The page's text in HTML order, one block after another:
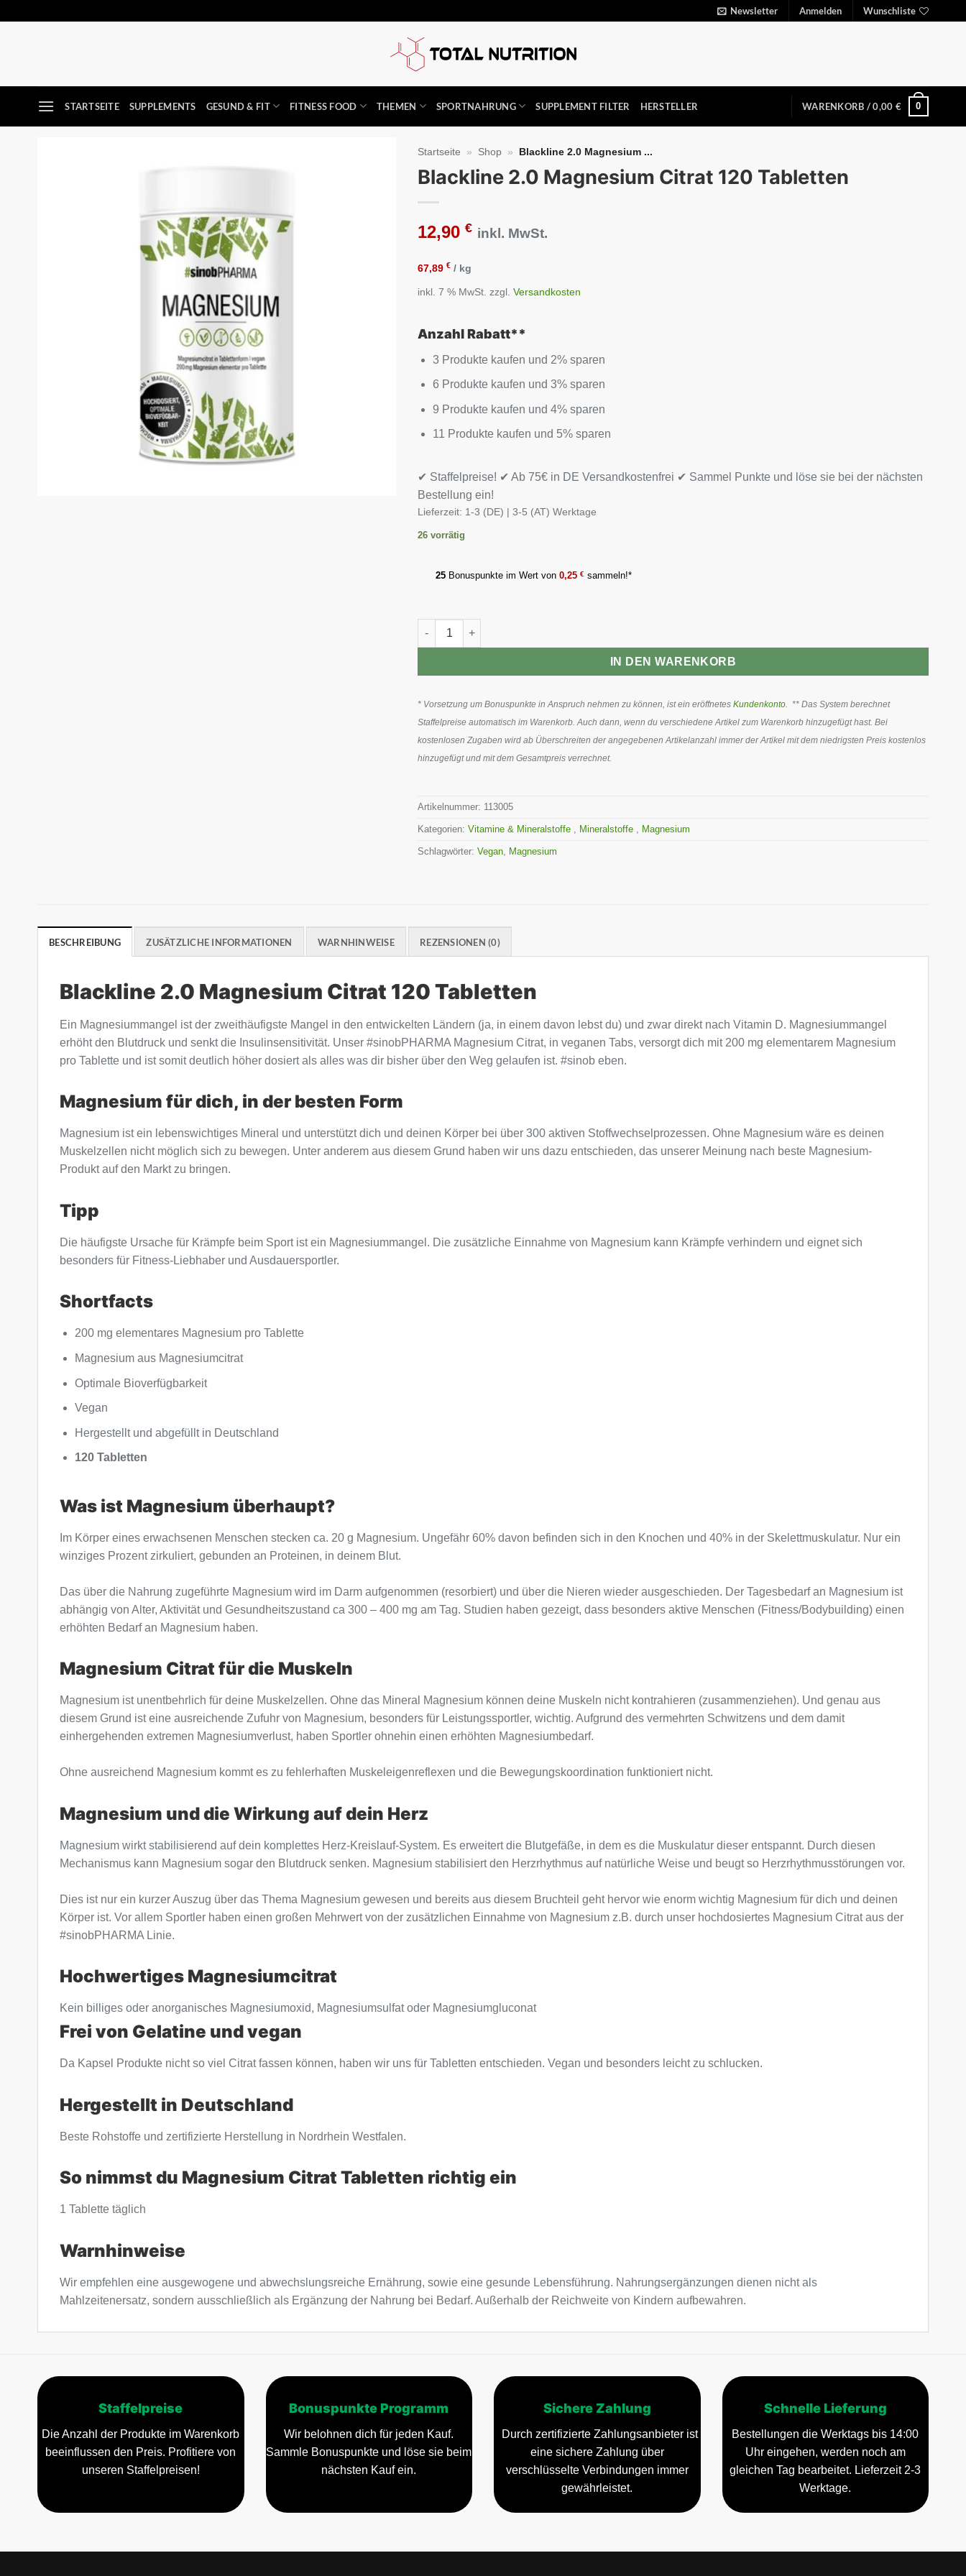
Newsletter Anmelden Wunschliste
STARTSEITE SUPPLEMENTS GESUND & FIT FITNESS FOOD THEMEN SPORTNAHRUNG SUPPLEMENT FILTER HERSTELLER WARENKORB /0,00 € 0
Startseite » Shop » Blackline 2.0 Magnesium ...
Blackline 2.0 Magnesium Citrat 120 Tabletten
12,90€ inkl. MwSt.
67,89€ / kg
inkl. 7 % MwSt. zzgl.Versandkosten
Anzahl Rabatt**
3 Produkte kaufen und 2% sparen
6 Produkte kaufen und 3% sparen
9 Produkte kaufen und 4% sparen
11 Produkte kaufen und 5% sparen
✔ Staffelpreise! ✔ Ab 75€ in DE Versandkostenfrei ✔ Sammel Punkte und löse sie bei der nächsten
Bestellung ein!
Lieferzeit: 1-3 (DE) | 3-5 (AT) Werktage
26 vorrätig
25 Bonuspunkte im Wert von0,25€ sammeln!*
Blackline 2.0 Magnesium Citrat 120 Tabletten Menge
IN DEN WARENKORB
* Vorsetzung um Bonuspunkte in Anspruch nehmen zu können, ist ein eröffnetesKundenkonto. ** Das System berechnet
Staffelpreise automatisch im Warenkorb. Auch dann, wenn du verschiedene Artikel zum Warenkorb hinzugefügt hast. Bei
kostenlosen Zugaben wird ab Überschreiten der angegebenen Artikelanzahl immer der Artikel mit dem niedrigsten Preis kostenlos
hinzugefügt und mit dem Gesamtpreis verrechnet.
Artikelnummer: 113005
Kategorien:Vitamine & Mineralstoffe , Mineralstoffe , Magnesium
Schlagwörter:Vegan, Magnesium
BESCHREIBUNG ZUSÄTZLICHE INFORMATIONEN WARNHINWEISE REZENSIONEN (0)
Blackline 2.0 Magnesium Citrat 120 Tabletten
Ein Magnesiummangel ist der zweithäufigste Mangel in den entwickelten Ländern (ja, in einem davon lebst du) und zwar direkt nach Vitamin D. Magnesiummangel
erhöht den Blutdruck und senkt die Insulinsensitivität. Unser #sinobPHARMA Magnesium Citrat, in veganen Tabs, versorgt dich mit 200 mg elementarem Magnesium
pro Tablette und ist somit deutlich höher dosiert als alles was dir bisher über den Weg gelaufen ist. #sinob eben.
Magnesium für dich, in der besten Form
Magnesium ist ein lebenswichtiges Mineral und unterstützt dich und deinen Körper bei über 300 aktiven Stoffwechselprozessen. Ohne Magnesium wäre es deinen
Muskelzellen nicht möglich sich zu bewegen. Unter anderem aus diesem Grund haben wir uns dazu entschieden, das unserer Meinung nach beste Magnesium-
Produkt auf den Markt zu bringen.
Tipp
Die häufigste Ursache für Krämpfe beim Sport ist ein Magnesiummangel. Die zusätzliche Einnahme von Magnesium kann Krämpfe verhindern und eignet sich
besonders für Fitness-Liebhaber und Ausdauersportler.
Shortfacts
200 mg elementares Magnesium pro Tablette
Magnesium aus Magnesiumcitrat
Optimale Bioverfügbarkeit
Vegan
Hergestellt und abgefüllt in Deutschland
120 Tabletten
Was ist Magnesium überhaupt?
Im Körper eines erwachsenen Menschen stecken ca. 20 g Magnesium. Ungefähr 60% davon befinden sich in den Knochen und 40% in der Skelettmuskulatur. Nur ein
winziges Prozent zirkuliert, gebunden an Proteinen, in deinem Blut.
Das über die Nahrung zugeführte Magnesium wird im Darm aufgenommen (resorbiert) und über die Nieren wieder ausgeschieden. Der Tagesbedarf an Magnesium ist
abhängig von Alter, Aktivität und Gesundheitszustand ca 300 – 400 mg am Tag. Studien haben gezeigt, dass besonders aktive Menschen (Fitness/Bodybuilding) einen
erhöhten Bedarf an Magnesium haben.
Magnesium Citrat für die Muskeln
Magnesium ist unentbehrlich für deine Muskelzellen. Ohne das Mineral Magnesium können deine Muskeln nicht kontrahieren (zusammenziehen). Und genau aus
diesem Grund ist eine ausreichende Zufuhr von Magnesium, besonders für Leistungssportler, wichtig. Aufgrund des vermehrten Schwitzens und dem damit
einhergehenden extremen Magnesiumverlust, haben Sportler ohnehin einen erhöhten Magnesiumbedarf.
Ohne ausreichend Magnesium kommt es zu fehlerhaften Muskeleigenreflexen und die Bewegungskoordination funktioniert nicht.
Magnesium und die Wirkung auf dein Herz
Magnesium wirkt stabilisierend auf dein komplettes Herz-Kreislauf-System. Es erweitert die Blutgefäße, in dem es die Muskulatur dieser entspannt. Durch diesen
Mechanismus kann Magnesium sogar den Blutdruck senken. Magnesium stabilisiert den Herzrhythmus auf natürliche Weise und beugt so Herzrhythmusstörungen vor.
Dies ist nur ein kurzer Auszug über das Thema Magnesium gewesen und bereits aus diesem Bruchteil geht hervor wie enorm wichtig Magnesium für dich und deinen
Körper ist. Vor allem Sportler haben einen großen Mehrwert von der zusätzlichen Einnahme von Magnesium z.B. durch unser hochdosiertes Magnesium Citrat aus der
#sinobPHARMA Linie.
Hochwertiges Magnesiumcitrat
Kein billiges oder anorganisches Magnesiumoxid, Magnesiumsulfat oder Magnesiumgluconat
Frei von Gelatine und vegan
Da Kapsel Produkte nicht so viel Citrat fassen können, haben wir uns für Tabletten entschieden. Vegan und besonders leicht zu schlucken.
Hergestellt in Deutschland
Beste Rohstoffe und zertifizierte Herstellung in Nordrhein Westfalen.
So nimmst du Magnesium Citrat Tabletten richtig ein
1 Tablette täglich
Warnhinweise
Wir empfehlen eine ausgewogene und abwechslungsreiche Ernährung, sowie eine gesunde Lebensführung. Nahrungsergänzungen dienen nicht als
Mahlzeitenersatz, sondern ausschließlich als Ergänzung der Nahrung bei Bedarf. Außerhalb der Reichweite von Kindern aufbewahren.
Staffelpreise
Die Anzahl der Produkte im Warenkorb
beeinflussen den Preis. Profitiere von
unseren Staffelpreisen!
Bonuspunkte Programm
Wir belohnen dich für jeden Kauf.
Sammle Bonuspunkte und löse sie beim
nächsten Kauf ein.
Sichere Zahlung
Durch zertifizierte Zahlungsanbieter ist
eine sichere Zahlung über
verschlüsselte Verbindungen immer
gewährleistet.
Schnelle Lieferung
Bestellungen die Werktags bis 14:00
Uhr eingehen, werden noch am
gleichen Tag bearbeitet. Lieferzeit 2-3
Werktage.